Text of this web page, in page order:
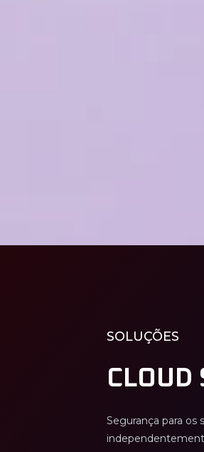
SOLUÇÕES
CLOUD
Segurança para